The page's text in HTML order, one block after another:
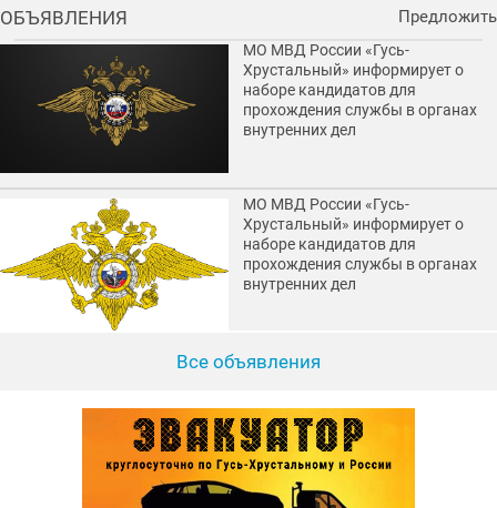
ОБЪЯВЛЕНИЯ Предложить
МО МВД России «Гусь-
Хрустальный» информирует о
наборе кандидатов для
прохождения службы в органах
внутренних дел
МО МВД России «Гусь-
Хрустальный» информирует о
наборе кандидатов для
прохождения службы в органах
внутренних дел
Все объявления